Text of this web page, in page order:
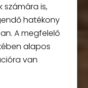
is,
hatékony
A megfelelő
alapos
van